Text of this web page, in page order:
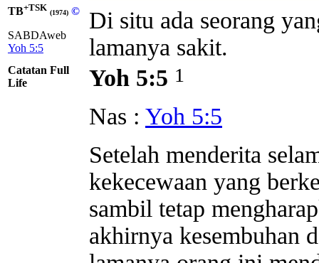
TB+TSK (1974) ©
SABDAweb
Yoh 5:5
Di situ ada seorang
lamanya sakit.
Catatan Full
Life
Yoh 5:5 1
Nas : Yoh 5:5
Setelah menderita
kekecewaan yang
sambil tetap
akhirnya kesembuhan